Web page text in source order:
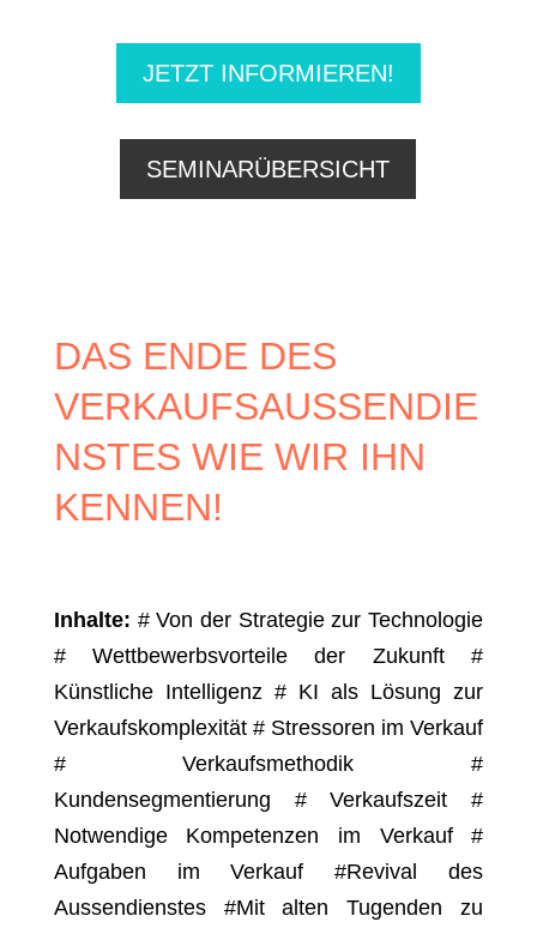
JETZT INFORMIEREN!
SEMINARÜBERSICHT
DAS ENDE DES
VERKAUFSAUSSENDIE
NSTES WIE WIR IHN
KENNEN!
Inhalte: # Von der Strategie zur Technologie
# Wettbewerbsvorteile der Zukunft #
Künstliche Intelligenz # KI als Lösung zur
Verkaufskomplexität # Stressoren im Verkauf
# Verkaufsmethodik #
Kundensegmentierung # Verkaufszeit #
Notwendige Kompetenzen im Verkauf #
Aufgaben im Verkauf #Revival des
Aussendienstes #Mit alten Tugenden zu